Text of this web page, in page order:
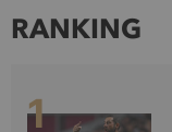
RANKING